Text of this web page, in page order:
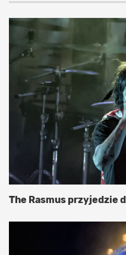
The Rasmus przyjedzie